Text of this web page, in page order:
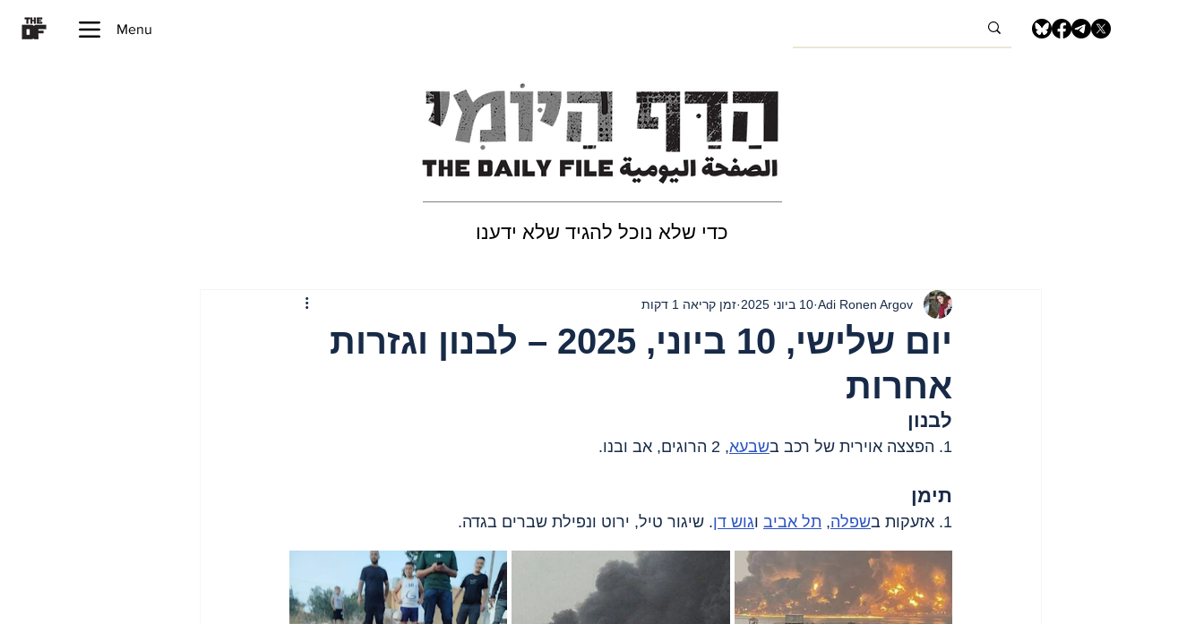
Menu
כדי שלא נוכל להגיד שלא ידענו
יום שלישי, 10 ביוני, 2025 – לבנון וגזרות
אחרות
Adi Ronen Argov 10 ביוני 2025 זמן קריאה 1 דקות
לבנון
1. הפצצה אוירית של רכב ב שבעא, 2 הרוגים, אב ובנו.
תימן
1. אזעקות ב שפלה, תל אביב וגוש דן. שיגור טיל, ירוט ונפילת שברים בגדה.